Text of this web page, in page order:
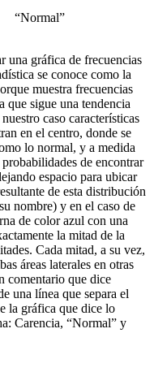
una gráfica de frecuencias
se conoce como la
muestra frecuencias
que sigue una tendencia
caso características
en el centro, donde se
lo normal, y a medida
de encontrar
espacio para ubicar
de esta distribución
nombre) y en el caso de
de color azul con una
la mitad de la
Cada mitad, a su vez,
áreas laterales en otras
comentario que dice
una línea que separa el
la gráfica que dice lo
Carencia, “Normal” y